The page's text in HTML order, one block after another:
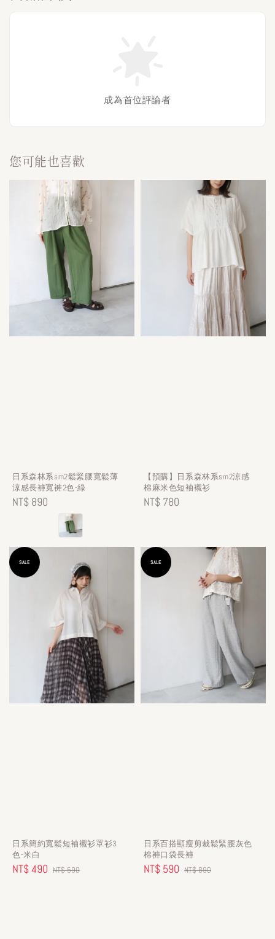
成為首位評論者
您可能也喜歡
日系森林系sm2鬆緊腰寬鬆薄
涼感長褲寬褲2色-綠
Regular
NT$ 890
【預購】日系森林系sm2涼感
棉麻米色短袖襯衫
Regular
NT$ 780
SALE
日系簡約寬鬆短袖襯衫罩衫3
色-米白
Sale
NT$ 490 Regular
NT$ 590
SALE
日系百搭顯瘦剪裁鬆緊腰灰色
棉褲口袋長褲
Sale
NT$ 590 Regular
NT$ 890